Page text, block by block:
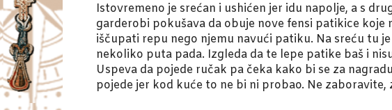
Istovremeno je srećan i ushićen jer idu napolje, a s
garderobi pokušava da obuje nove fensi patikice koje
iščupati repu nego njemu navući patiku. Na sreću tu
nekoliko puta pada. Izgleda da te lepe patike baš i
Uspeva da pojede ručak pa čeka kako bi se za
pojede jer kod kuće to ne bi ni probao. Ne